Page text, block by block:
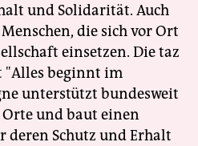
und Solidarität. Auch
die sich vor Ort
einsetzen. Die taz
"Alles beginnt im
unterstützt bundesweit
und baut einen
deren Schutz und Erhalt